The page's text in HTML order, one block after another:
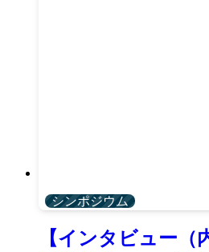
シンポジウム
【インタビュー（